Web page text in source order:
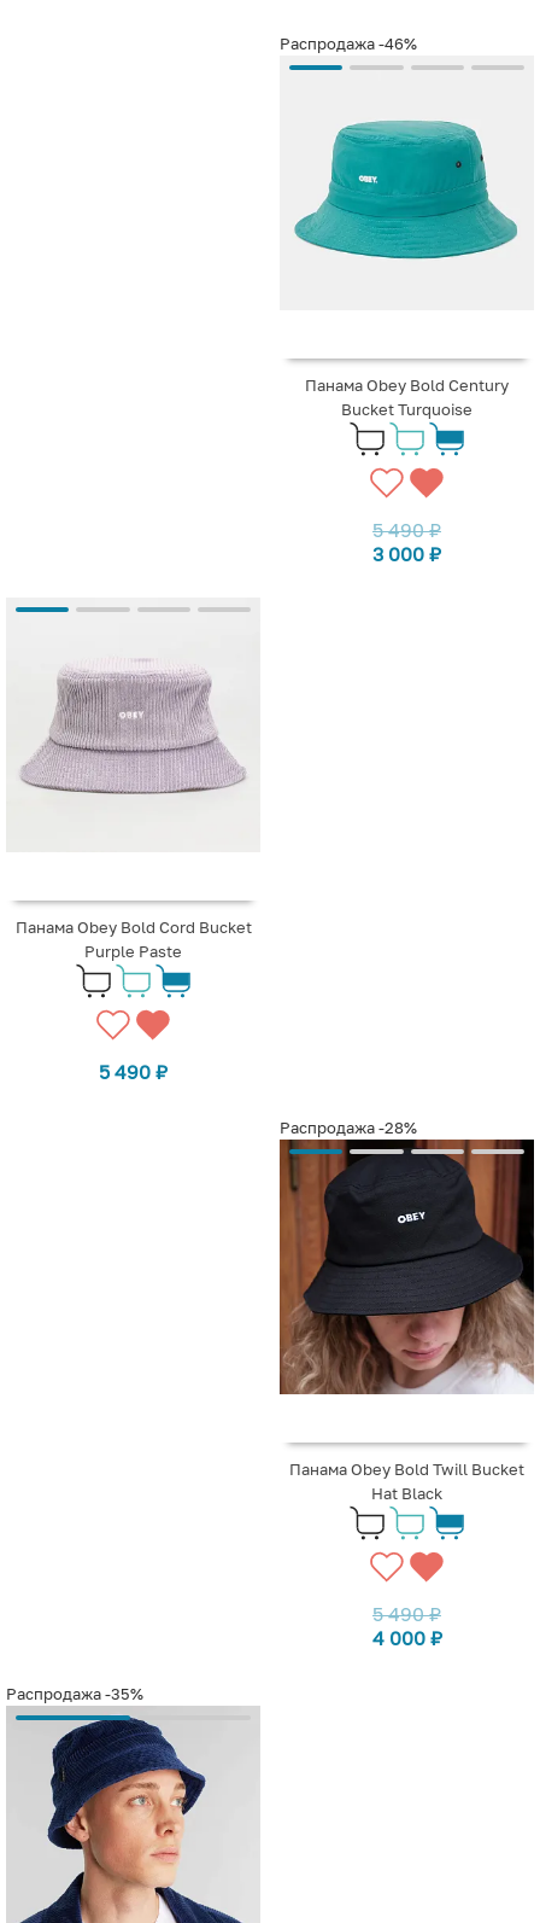
Распродажа-46%
Панама Obey Bold Century
Bucket Turquoise
5 490₽
3 000 ₽
Панама Obey Bold Cord Bucket
Purple Paste
5 490 ₽
Распродажа-28%
Панама Obey Bold Twill Bucket
Hat Black
5 490₽
4 000 ₽
Распродажа-35%